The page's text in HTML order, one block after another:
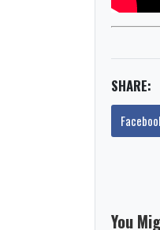
SHARE:
You